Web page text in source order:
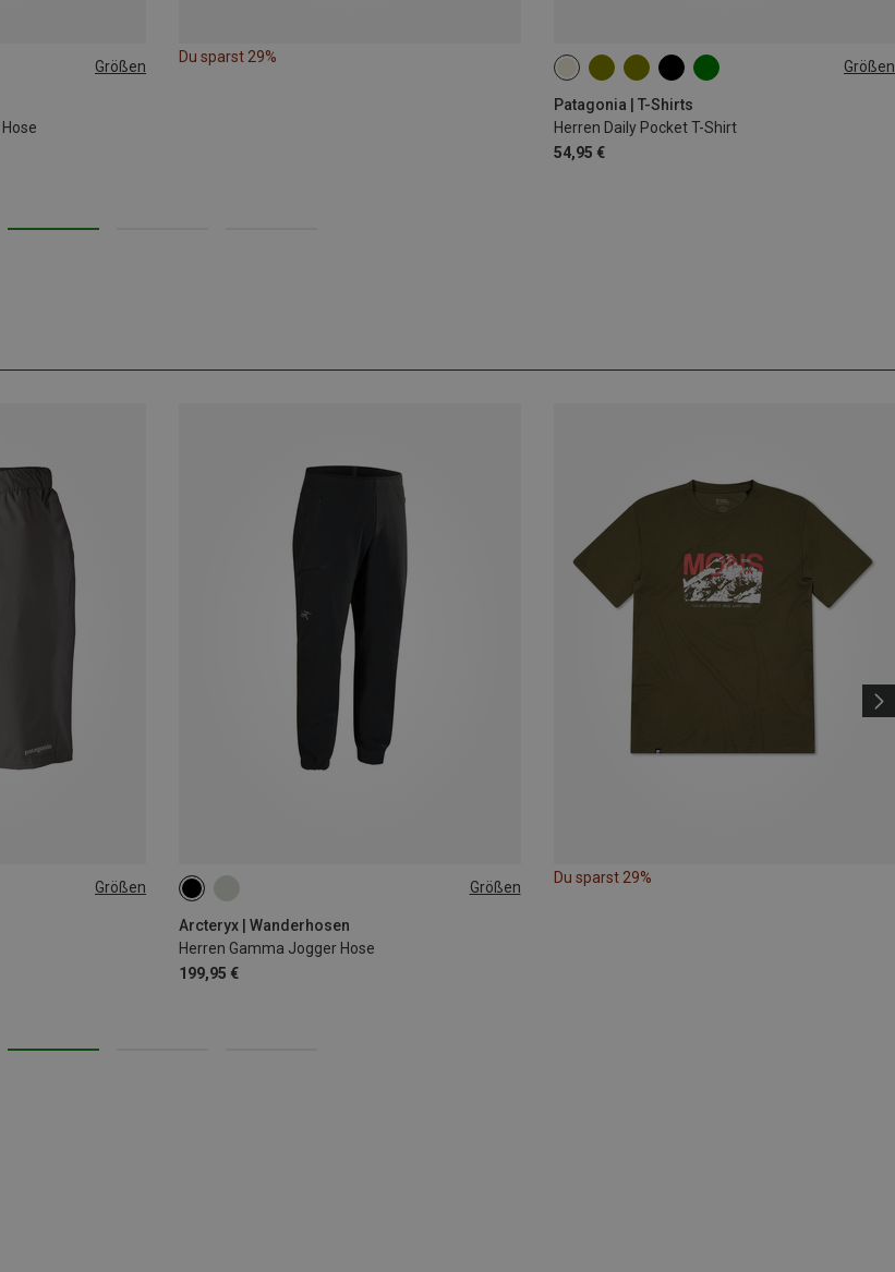
Größen
Du sparst 29%
Größen
Patagonia | T-Shirts
Herren Daily Pocket T-Shirt
54,95 €
S M L XL
Größen Größen
Arcteryx | Wanderhosen
Herren Gamma Jogger Hose
199,95 €
S M
Du sparst 29%